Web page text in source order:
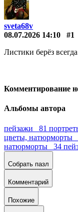
sveta68v
08.07.2026 14:10
#1
Листики берёз
Комментирование
Альбомы автора
пейзажи 81
цветы, натюрморты
натюрморты 34
Собрать пазл
Комментарий
Похожие